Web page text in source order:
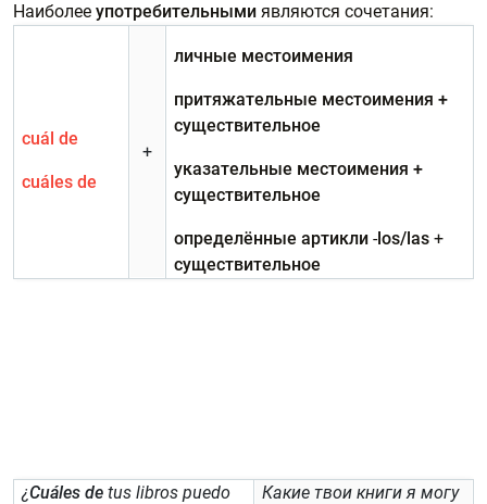
Наиболее употребительными являются сочетания:
cuál de
cuáles de
+
личные местоимения
притяжательные местоимения +
существительное
указательные местоимения +
существительное
определённые артикли -los/las +
существительное
¿Cuáles de tus libros puedo
Какие твои книги я могу